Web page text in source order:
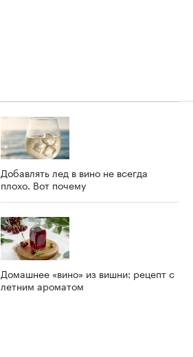
Добавлять лед в вино не всегда
плохо. Вот почему
Домашнее «вино» из вишни: рецепт с
летним ароматом